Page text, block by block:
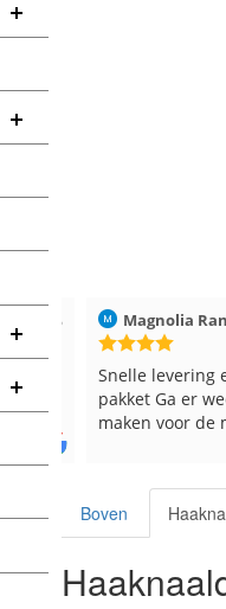
Magnolia Ranch
Snelle levering
pakket Ga er
maken voor de
Boven